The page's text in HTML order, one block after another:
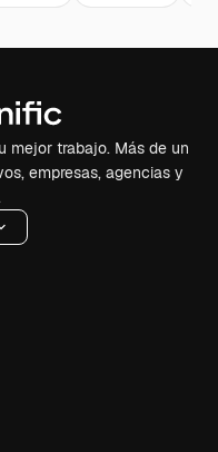
mejor trabajo. Más de un
empresas, agencias y